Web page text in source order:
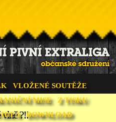
VLOŽENÉ SOUTĚŽE
MISE
Z TISKU
DOWNLOAD
vlně ?!!